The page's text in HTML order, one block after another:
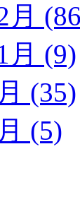
月
月 (9)
(35)
(5)